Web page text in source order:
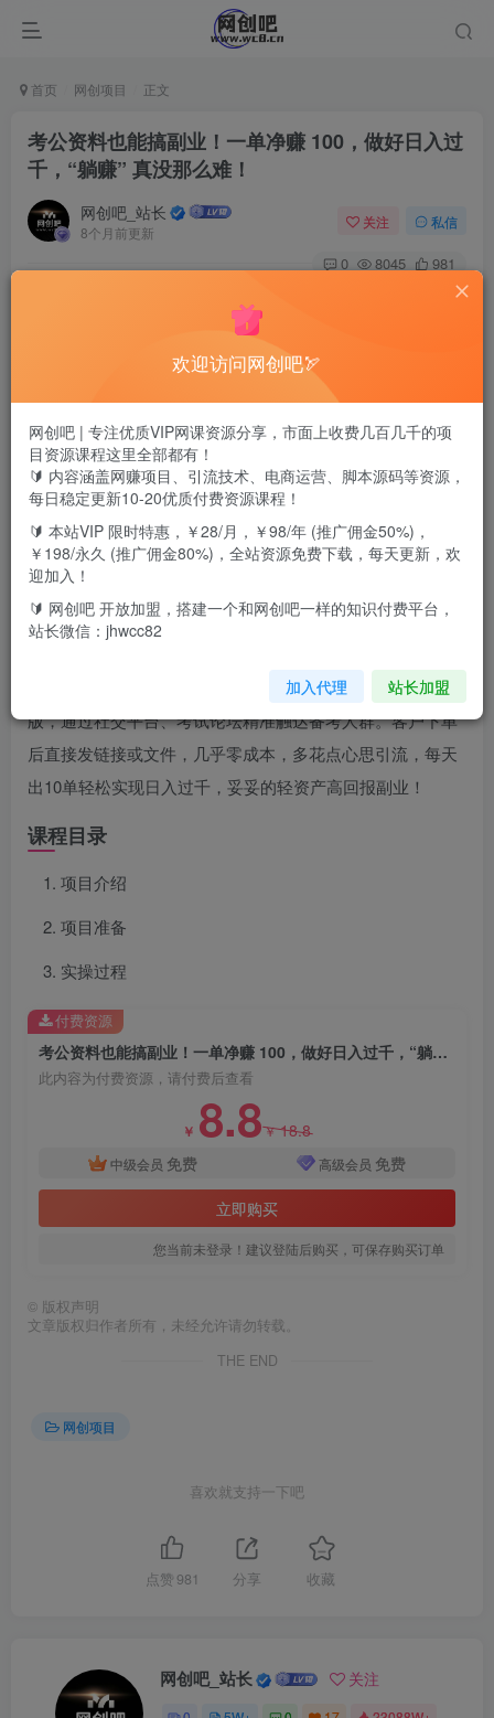
首页 网创项目 正文
考公资料也能搞副业！一单净赚 100，做好日入过
千，“躺赚” 真没那么难！
网创吧_站长
8个月前更新
关注 私信
0 8045 981
项目介绍
不用囤货压资金，一部手机就能操作，时间自由灵活，不管
题解析、行测申论高分模板这些考生刚需资料，打包成电子
版，通过社交平台、考试论坛精准触达备考人群。客户下单
后直接发链接或文件，几乎零成本，多花点心思引流，每天
出10单轻松实现日入过千，妥妥的轻资产高回报副业！
课程目录
项目介绍
项目准备
实操过程
考公资料也能搞副业！一单净赚 100，做好日入过千，“躺赚” 真没那么难！
此内容为付费资源，请付费后查看
￥ 8.8￥18.8
中级会员 免费 高级会员 免费
立即购买
您当前未登录！建议登陆后购买，可保存购买订单
付费资源
© 版权声明
文章版权归作者所有，未经允许请勿转载。
THE END
网创项目
喜欢就支持一下吧
点赞 981 分享 收藏
网创吧_站长 关注
欢迎访问网创吧🏹
网创吧 | 专注优质VIP网课资源分享，市面上收费几百几千的项
目资源课程这里全部都有！
🔰 内容涵盖网赚项目、引流技术、电商运营、脚本源码等资源，
每日稳定更新10-20优质付费资源课程！
🔰 本站VIP 限时特惠，￥28/月，￥98/年 (推广佣金50%)，
￥198/永久 (推广佣金80%)，全站资源免费下载，每天更新，欢
迎加入！
🔰 网创吧 开放加盟，搭建一个和网创吧一样的知识付费平台，
站长微信：jhwcc82
加入代理 站长加盟